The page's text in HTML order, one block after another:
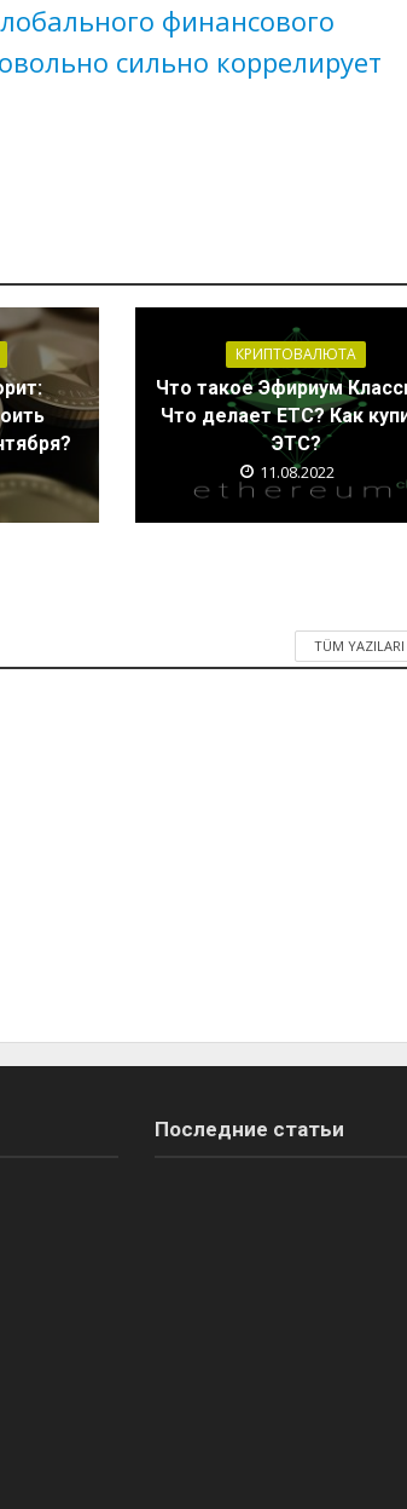
финансового
сильно коррелирует
КРИПТОВАЛЮТА
Что такое Эфириум
Что делает ETC? Как
ЭТС?
11.08.2022
TÜM
Последние статьи